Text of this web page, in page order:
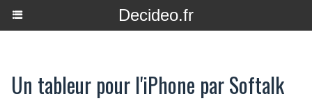
Decideo.fr
Un tableur pour l'iPhone par Softalk